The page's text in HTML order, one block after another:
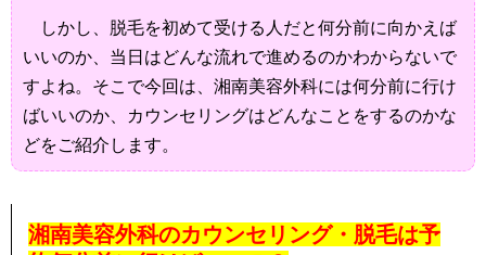
しかし、脱毛を初めて受ける人だと何分前に向かえば
いいのか、当日はどんな流れで進めるのかわからないで
すよね。そこで今回は、湘南美容外科には何分前に行け
ばいいのか、カウンセリングはどんなことをするのかな
どをご紹介します。
湘南美容外科のカウンセリング・脱毛は予